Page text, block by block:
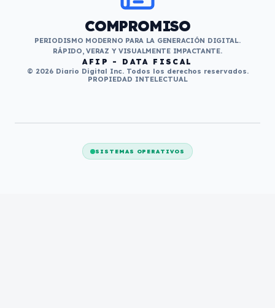
COMPROMISO
PERIODISMO MODERNO PARA LA GENERACIÓN DIGITAL.
RÁPIDO, VERAZ Y VISUALMENTE IMPACTANTE.
AFIP - DATA FISCAL
© 2026 Diario Digital Inc. Todos los derechos reservados.
PROPIEDAD INTELECTUAL
SISTEMAS OPERATIVOS